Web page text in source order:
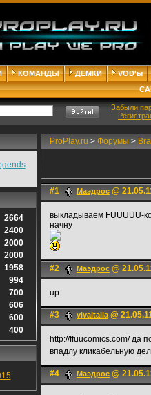
КОМАНДЫ ДЕМКИ
VOD'ы
Забыли
2664
2400
2000
2000
1958
994
700
606
600
400
ProPlay.ru > Форумы >
#1 Маэдрос @
выкладываем FUUUUU-
начну
#2 Маэдрос @
up
#3 vivaitalia@
http://ffuucomics.com/ да
впадлу кликабельную
#4 Маэдрос @